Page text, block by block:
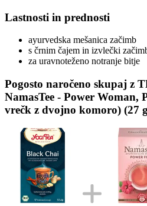
Lastnosti in prednosti
ayurvedska mešanica začimb
s črnim čajem in izvlečki
za uravnoteženo notranje bitje
Pogosto naročeno skupaj z
NamasTee - Power Woman,
vrečk z dvojno komoro) (27